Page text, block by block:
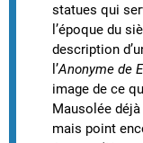
statues qui
l’époque du
description
l’Anonyme de
image de ce
Mausolée déjà
mais point